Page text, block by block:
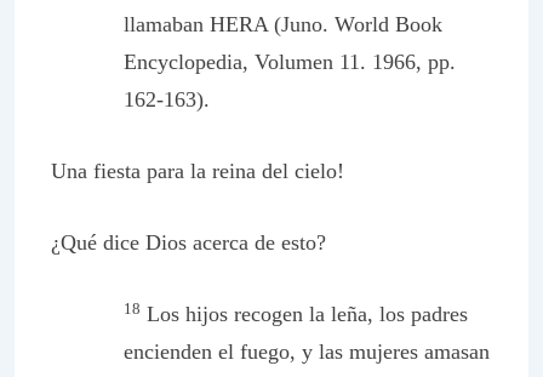
llamaban HERA (Juno. World Book
Encyclopedia, Volumen 11. 1966, pp.
162-163).
Una fiesta para la reina del cielo!
¿Qué dice Dios acerca de esto?
18 Los hijos recogen la leña, los padres
encienden el fuego, y las mujeres amasan